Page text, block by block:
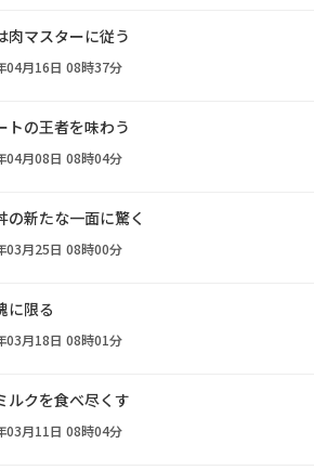
肉マスターに従う
04月16日 08時37分
トの王者を味わう
04月08日 08時04分
の新たな一面に驚く
03月25日 08時00分
に限る
03月18日 08時01分
ルクを食べ尽くす
03月11日 08時04分